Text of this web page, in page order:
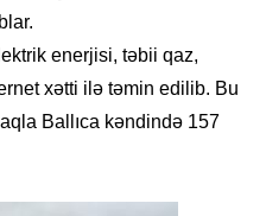
enerjisi, təbii qaz,
xətti ilə təmin edilib. Bu
Ballıca kəndində 157